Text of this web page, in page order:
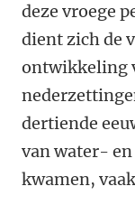
deze vroege
dient zich de
ontwikkeling
dertiende
van water-
kwamen,